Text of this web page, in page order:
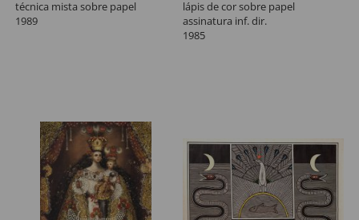
técnica mista sobre papel
1989
lápis de cor sobre papel
assinatura inf. dir.
1985